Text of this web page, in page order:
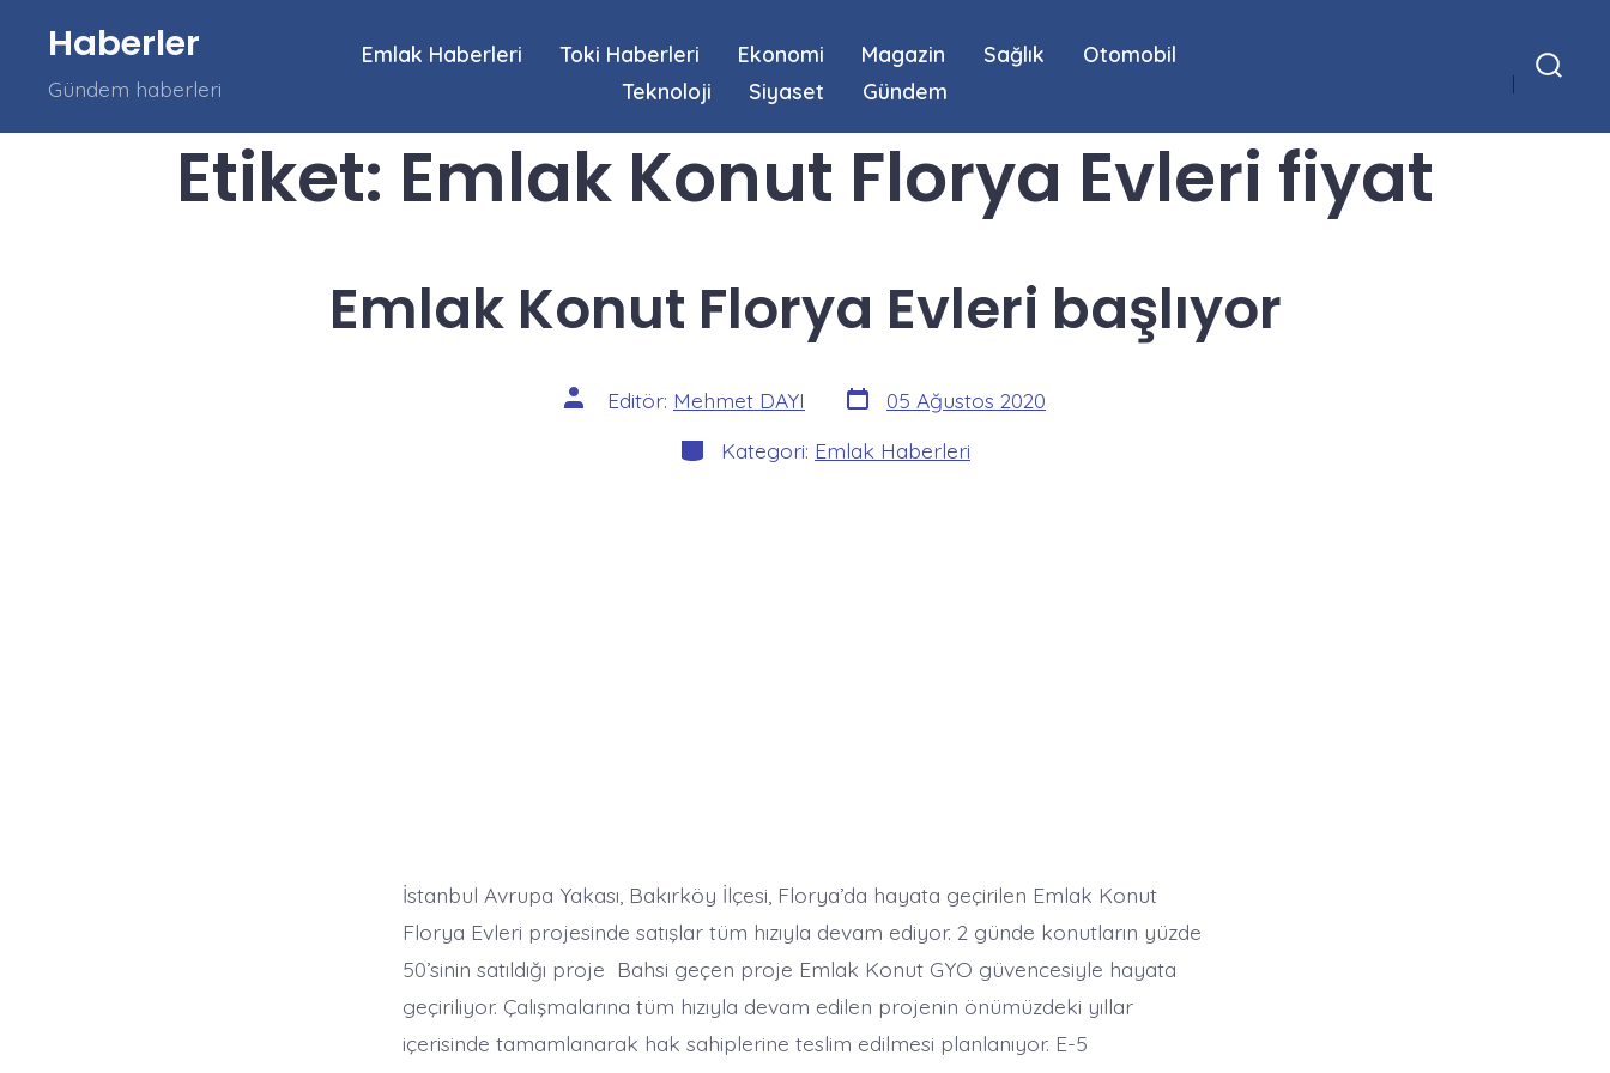
Arama
Göster/Gizle
Haberler
Gündem haberleri
Emlak Haberleri Toki Haberleri Ekonomi Magazin Sağlık
Otomobil
Teknoloji
Siyaset Gündem
Etiket: Emlak Konut Florya Evleri fiyat
Emlak Konut Florya Evleri başlıyor
Yazının
yazarı
Editör: Mehmet DAYI Yazı
tarihi
05 Ağustos 2020
Kategoriler
Kategori: Emlak Haberleri
İstanbul Avrupa Yakası, Bakırköy İlçesi, Florya’da hayata geçirilen Emlak Konut
Florya Evleri projesinde satışlar tüm hızıyla devam ediyor. 2 günde konutların yüzde
50’sinin satıldığı proje Bahsi geçen proje Emlak Konut GYO güvencesiyle hayata
geçiriliyor. Çalışmalarına tüm hızıyla devam edilen projenin önümüzdeki yıllar
içerisinde tamamlanarak hak sahiplerine teslim edilmesi planlanıyor. E-5